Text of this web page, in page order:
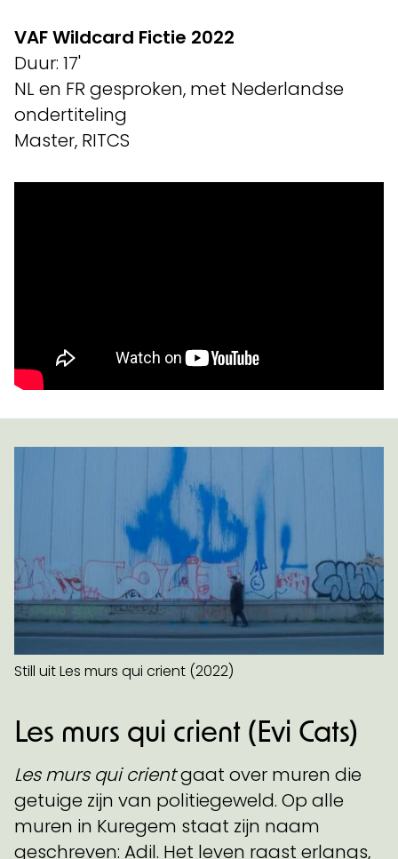
VAF Wildcard Fictie 2022
Duur: 17'
NL en FR gesproken, met Nederlandse
ondertiteling
Master, RITCS
Still uit Les murs qui crient (2022)
Les murs qui crient (Evi Cats)
Les murs qui crientgaat over muren die
getuige zijn van politiegeweld. Op alle
muren in Kuregem staat zijn naam
geschreven: Adil. Het leven raast erlangs,